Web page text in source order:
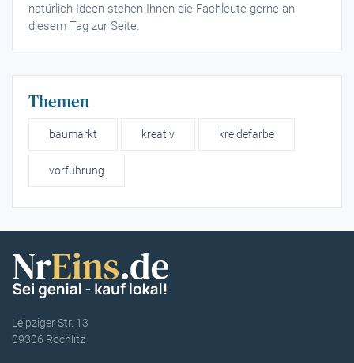
natürlich Ideen stehen Ihnen die Fachleute gerne an
diesem Tag zur Seite.
Themen
baumarkt kreativ kreidefarbe
vorführung
Leipziger Str. 13
09306 Rochlitz